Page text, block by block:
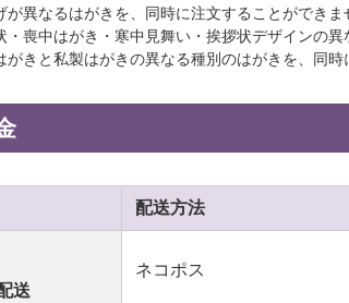
異なるはがきを、同時に注文することができま
喪中はがき・寒中見舞い・挨拶状デザインの
きと私製はがきの異なる種別のはがきを、同時
配送方法
送
ネコポス